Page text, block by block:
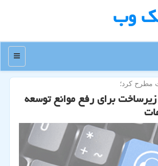
وب
منو
مطرح كرد؛
برای رفع موانع توسعه